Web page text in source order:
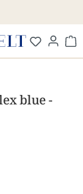
blue -